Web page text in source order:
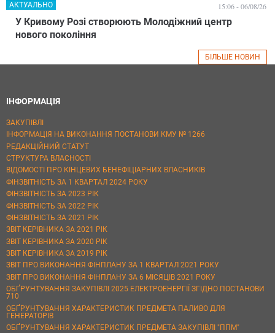
У Кривому Розі створюють Молодіжний центр
нового покоління
АКТУАЛЬНО 15:06 - 06/08/26
БІЛЬШЕ НОВИН
ІНФОРМАЦІЯ
ЗАКУПІВЛІ
ІНФОРМАЦІЯ НА ВИКОНАННЯ ПОСТАНОВИ КМУ № 1266
РЕДАКЦІЙНИЙ СТАТУТ
СТРУКТУРА ВЛАСНОСТІ
ВІДОМОСТІ ПРО КІНЦЕВИХ БЕНЕФІЦІАРНИХ ВЛАСНИКІВ
ФІНЗВІТНІСТЬ ЗА 1 КВАРТАЛ 2024 РОКУ
ФІНЗВІТНІСТЬ ЗА 2023 РІК
ФІНЗВІТНІСТЬ ЗА 2022 РІК
ФІНЗВІТНІСТЬ ЗА 2021 РІК
ЗВІТ КЕРІВНИКА ЗА 2021 РІК
ЗВІТ КЕРІВНИКА ЗА 2020 РІК
ЗВІТ КЕРІВНИКА ЗА 2019 РІК
ЗВІТ ПРО ВИКОНАННЯ ФІНПЛАНУ ЗА 1 КВАРТАЛ 2021 РОКУ
ЗВІТ ПРО ВИКОНАННЯ ФІНПЛАНУ ЗА 6 МІСЯЦІВ 2021 РОКУ
ОБҐРУНТУВАННЯ ЗАКУПІВЛІ 2025 ЕЛЕКТРОЕНЕРГІЇ ЗГІДНО ПОСТАНОВИ
710
ОБҐРУНТУВАННЯ ХАРАКТЕРИСТИК ПРЕДМЕТА ПАЛИВО ДЛЯ
ГЕНЕРАТОРІВ
ОБҐРУНТУВАННЯ ХАРАКТЕРИСТИК ПРЕДМЕТА ЗАКУПІВЛІ "ППМ"